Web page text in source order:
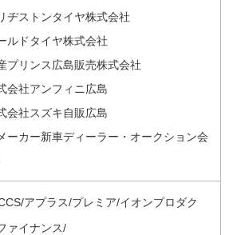
ヂストンタイヤ株式会社
ルドタイヤ株式会社
プリンス広島販売株式会社
会社アンフィニ広島
会社スズキ自販広島
ーカー新車ディーラー・オークション会
アプラス/プレミア/イオンプロダク
ァイナンス/